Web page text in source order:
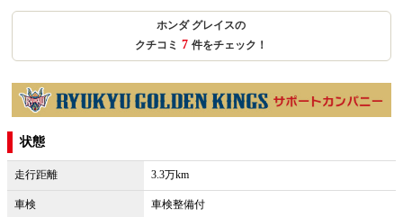
ホンダ グレイスの
クチコミ 7 件をチェック！
状態
走行距離 3.3万km
車検 車検整備付